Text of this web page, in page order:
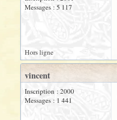
Messages : 5 117
Hors ligne
vincent
Inscription : 2000
Messages : 1 441